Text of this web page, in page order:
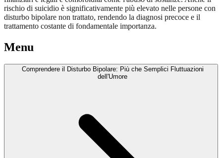
rischio di suicidio è significativamente più elevato nelle persone con
disturbo bipolare non trattato, rendendo la diagnosi precoce e il
trattamento costante di fondamentale importanza.
Menu
Comprendere il Disturbo Bipolare: Più che Semplici Fluttuazioni
dell'Umore